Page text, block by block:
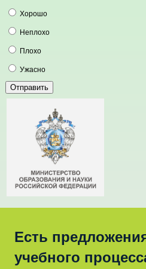
Хорошо
Неплохо
Плохо
Ужасно
Есть
учебного